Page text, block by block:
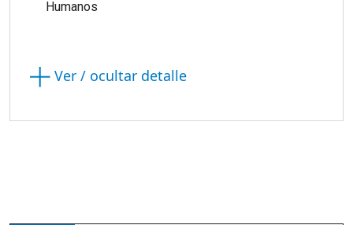
Humanos
Ver / ocultar detalle